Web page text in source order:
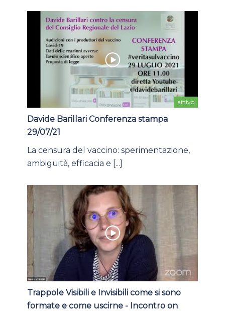
attivo
Davide Barillari Conferenza stampa
29/07/21
La censura del vaccino: sperimentazione,
ambiguità, efficacia e [...]
Trappole Visibili e Invisibili come si sono
formate e come uscirne - Incontro on